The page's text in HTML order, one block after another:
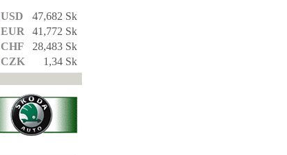
USD
47,682 Sk
EUR
41,772 Sk
CHF
28,483 Sk
CZK
1,34 Sk